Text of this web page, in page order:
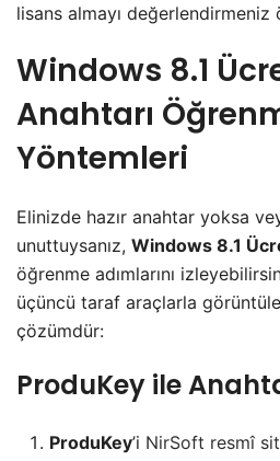
lisans almayı değerlendirmeniz
Windows 8.1
Anahtarı
Yöntemleri
Elinizde hazır anahtar yoksa
unuttuysanız, Windows 8.1
öğrenme adımlarını
üçüncü taraf araçlarla
çözümdür:
ProduKey ile
ProduKey’i NirSoft resmî